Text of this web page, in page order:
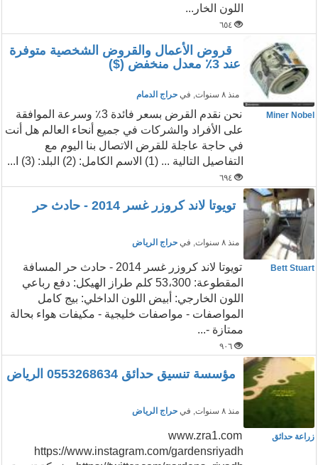
اللون الخار...
٦٥٤
قروض الأعمال والقروض الشخصية متوفرة
عند 3٪ معدل منخفض ($)
منذ ٨ سنوات , في حراج الدمام
Miner Nobel
نحن نقدم القرض بسعر فائدة 3٪ وسرعة الموافقة
على الأفراد والشركات في جميع أنحاء العالم هل أنت
في حاجة عاجلة للقرض الاتصال بنا اليوم مع
التفاصيل التالية ... (1) الاسم الكامل: (2) البلد: (3) ا...
٦٩٤
تويوتا لاند كروزر غسر 2014 - حادث حر
منذ ٨ سنوات , في حراج الرياض
Bett Stuart
تويوتا لاند كروزر غسر 2014 - حادث حر المسافة
المقطوعة: 53،300 كلم طراز الهيكل: دفع رباعي
اللون الخارجي: أبيض اللون الداخلي: بيج كامل
المواصفات - مواصفات خليجية - مكيفات هواء بحالة
ممتازة -...
٩٠٦
مؤسسة تنسيق حدائق 0553268634 الرياض
منذ ٨ سنوات , في حراج الرياض
زراعة حدائق
www.zra1.com
https://www.instagram.com/gardensriyadh